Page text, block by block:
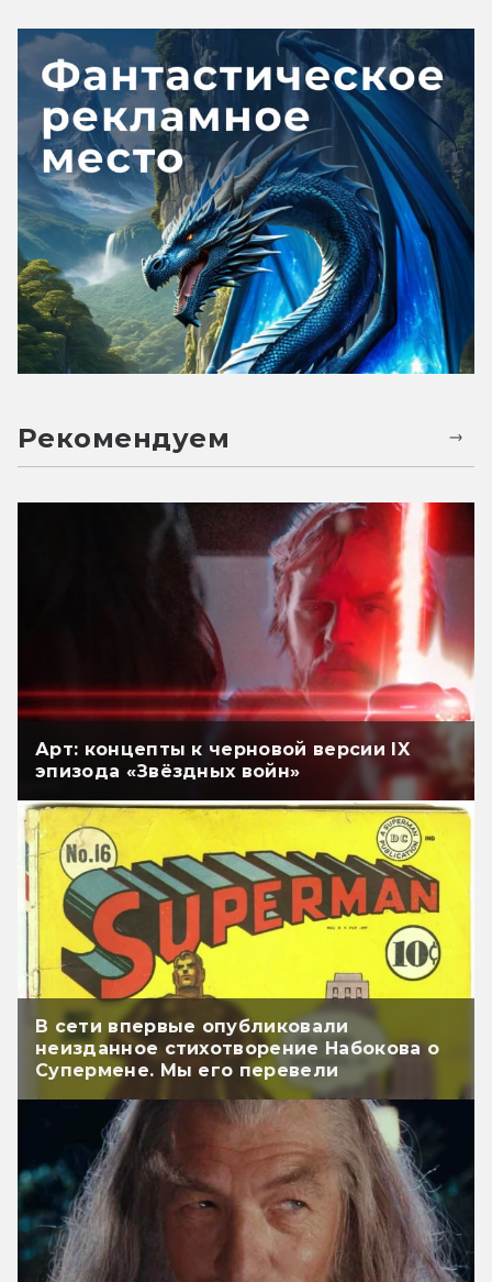
Рекомендуем
Арт: концепты к черновой версии IX
эпизода «Звёздных войн»
В сети впервые опубликовали
неизданное стихотворение Набокова о
Супермене. Мы его перевели